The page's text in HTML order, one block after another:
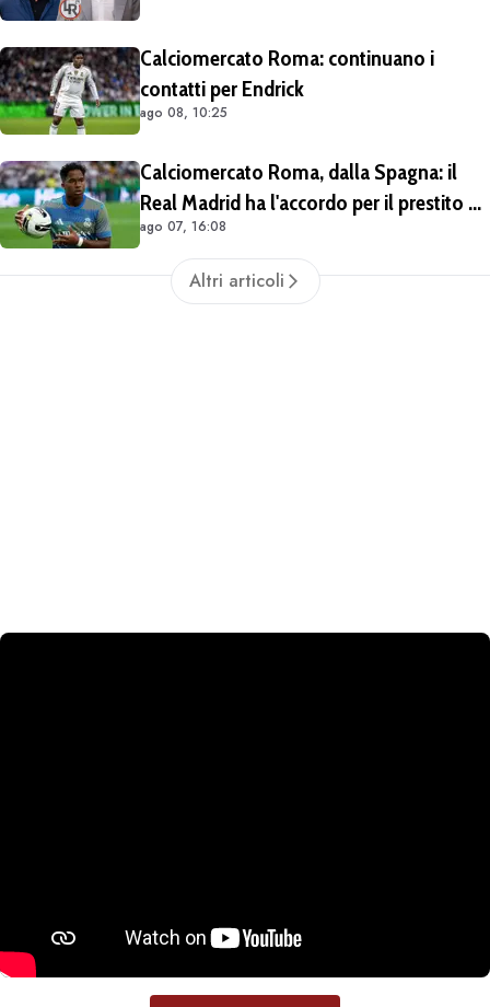
Calciomercato Roma: continuano i
contatti per Endrick
ago 08, 10:25
Calciomercato Roma, dalla Spagna: il
Real Madrid ha l'accordo per il prestito di
Endrick in Premier League
ago 07, 16:08
Altri articoli